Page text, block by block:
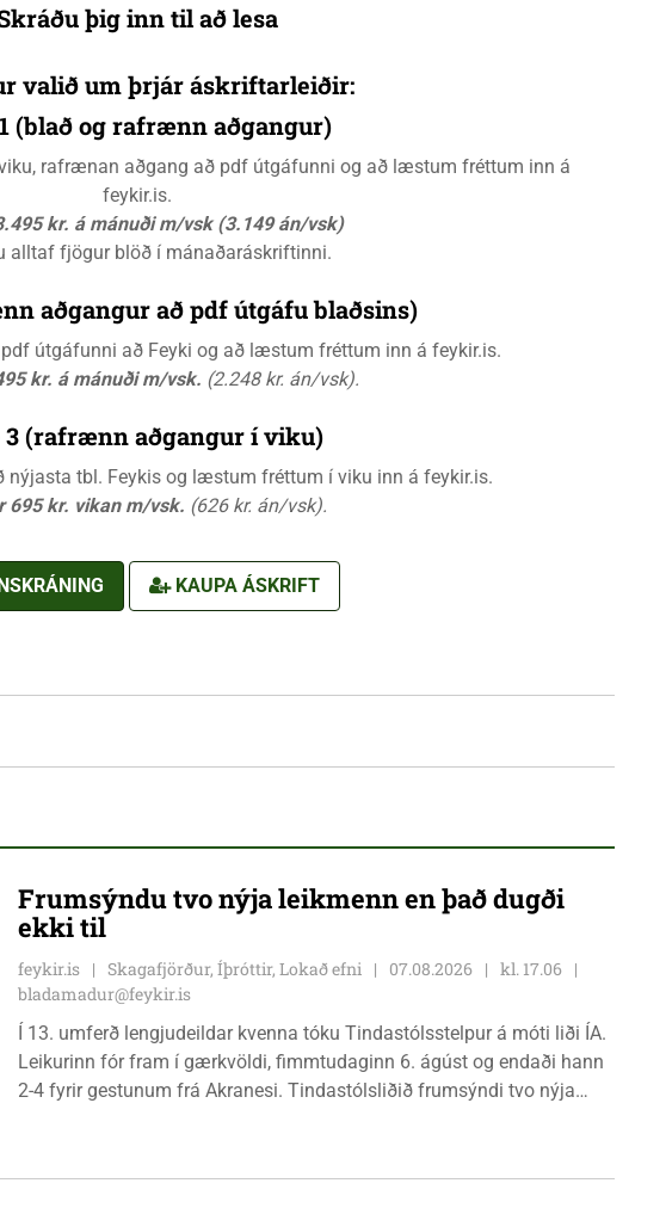
þig inn til að lesa
valið um þrjár áskriftarleiðir:
(blað og rafrænn aðgangur)
rafrænan aðgang að pdf útgáfunni og að læstum fréttum inn á
feykir.is.
kr. á mánuði m/vsk (3.149 án/vsk)
alltaf fjögur blöð í mánaðaráskriftinni.
aðgangur að pdf útgáfu blaðsins)
útgáfunni að Feyki og að læstum fréttum inn á feykir.is.
kr. á mánuði m/vsk. (2.248 kr. án/vsk).
3 (rafrænn aðgangur í viku)
tbl. Feykis og læstum fréttum í viku inn á feykir.is.
695 kr. vikan m/vsk. (626 kr. án/vsk).
KAUPA ÁSKRIFT
Frumsýndu tvo nýja leikmenn en það dugði
ekki til
feykir.is Skagafjörður, Íþróttir, Lokað efni 07.08.2026
kl. 17.06
bladamadur@feykir.is
Í 13. umferð lengjudeildar kvenna tóku Tindastólsstelpur á móti liði ÍA.
Leikurinn fór fram í gærkvöldi, fimmtudaginn 6. ágúst og endaði hann
2-4 fyrir gestunum frá Akranesi. Tindastólsliðið frumsýndi tvo nýja